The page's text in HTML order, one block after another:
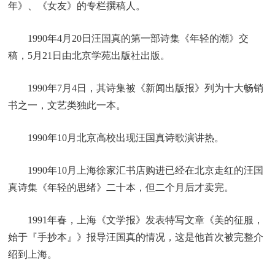
年》、《女友》的专栏撰稿人。
1990年4月20日汪国真的第一部诗集《年轻的潮》交
稿，5月21日由北京学苑出版社出版。
1990年7月4日，其诗集被《新闻出版报》列为十大畅销
书之一，文艺类独此一本。
1990年10月北京高校出现汪国真诗歌演讲热。
1990年10月上海徐家汇书店购进已经在北京走红的汪国
真诗集《年轻的思绪》二十本，但二个月后才卖完。
1991年春，上海《文学报》发表特写文章《美的征服，
始于『手抄本』》报导汪国真的情况，这是他首次被完整介
绍到上海。